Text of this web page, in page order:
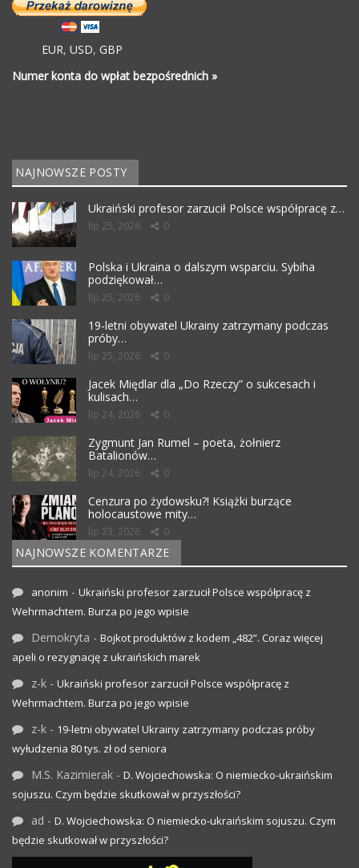
EUR, USD, GBP
Numer konta do wpłat bezpośrednich »
NAJNOWSZE POSTY
Ukraiński profesor zarzucił Polsce współpracę z…
lip 25, 2026 0
Polska i Ukraina o dalszym wsparciu. Sybiha
podziękował…
lip 25, 2026 0
19-letni obywatel Ukrainy zatrzymany podczas
próby…
lip 25, 2026 0
Jacek Międlar dla „Do Rzeczy” o sukcesach i
kulisach…
lip 24, 2026 0
Zygmunt Jan Rumel – poeta, żołnierz
Batalionów…
lip 24, 2026 0
Cenzura po żydowsku?! Książki burzące
holocaustowe mity…
lip 23, 2026 0
NAJNOWSZE KOMENTARZE
anonim - Ukraiński profesor zarzucił Polsce współpracę z
Wehrmachtem. Burza po jego wpisie
Demokryta - Bojkot produktów z kodem „482”. Coraz więcej
apeli o rezygnację z ukraińskich marek
z-k - Ukraiński profesor zarzucił Polsce współpracę z
Wehrmachtem. Burza po jego wpisie
z-k - 19-letni obywatel Ukrainy zatrzymany podczas próby
wyłudzenia 80 tys. zł od seniora
M.S. Kazimierak - D. Wojciechowska: O niemiecko-ukraińskim
sojuszu. Czym będzie skutkował w przyszłości?
ad - D. Wojciechowska: O niemiecko-ukraińskim sojuszu. Czym
będzie skutkował w przyszłości?